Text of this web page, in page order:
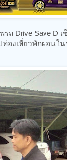
ถ Drive Save D เ
องเที่ยวพักผ่อนใน